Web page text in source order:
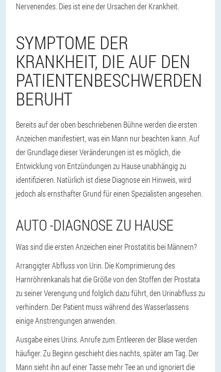
Nervenendes. Dies ist eine der Ursachen der Krankheit.
SYMPTOME DER
KRANKHEIT, DIE AUF DEN
PATIENTENBESCHWERDEN
BERUHT
Bereits auf der oben beschriebenen Bühne werden die ersten
Anzeichen manifestiert, was ein Mann nur beachten kann. Auf
der Grundlage dieser Veränderungen ist es möglich, die
Entwicklung von Entzündungen zu Hause unabhängig zu
identifizieren. Natürlich ist diese Diagnose ein Hinweis, wird
jedoch als ernsthafter Grund für einen Spezialisten angesehen.
AUTO -DIAGNOSE ZU HAUSE
Was sind die ersten Anzeichen einer Prostatitis bei Männern?
Arrangigter Abfluss von Urin. Die Komprimierung des
Harnröhrenkanals hat die Größe von den Stoffen der Prostata
zu seiner Verengung und folglich dazu führt, den Urinabfluss zu
verhindern. Der Patient muss während des Wasserlassens
einige Anstrengungen anwenden.
Ausgabe eines Urins. Anrufe zum Entleeren der Blase werden
häufiger. Zu Beginn geschieht dies nachts, später am Tag. Der
Mann sieht ihn auf einer Tasse mehr Tee an und ignoriert die